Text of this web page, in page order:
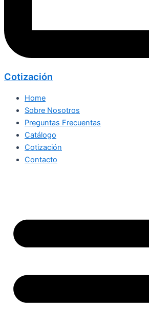
Cotización
Home
Sobre Nosotros
Preguntas Frecuentas
Catálogo
Cotización
Contacto